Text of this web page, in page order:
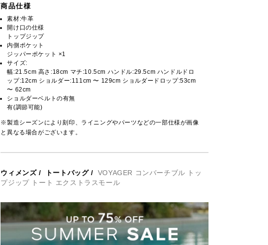
商品仕様
素材:牛革
開け口の仕様
トップジップ
内側ポケット
ジッパーポケット ×1
サイズ:
幅:21.5cm 高さ:18cm マチ:10.5cm ハンドル:29.5cm ハンドルドロ
ップ:12cm ショルダー:111cm 〜 129cm ショルダードロップ:53cm
〜 62cm
ショルダーベルトの有無
有(調節可能)
※製造シーズンにより刻印、ライニングやパーツなどの一部仕様が画像
と異なる場合がございます。
ウィメンズ/ トートバッグ/
VOYAGER コンバーチブル トッ
プジップ トート エクストラスモール